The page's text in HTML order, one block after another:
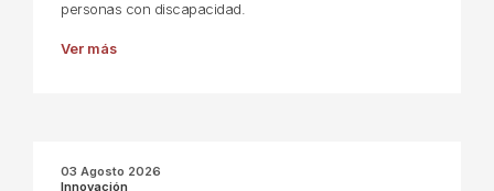
personas con discapacidad.
Ver más
03 Agosto 2026
Innovación